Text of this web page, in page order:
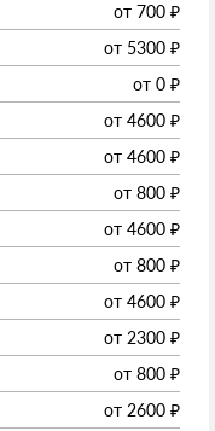
от 700 ₽
от 5300 ₽
от 0 ₽
от 4600 ₽
от 4600 ₽
от 800 ₽
от 4600 ₽
от 800 ₽
от 4600 ₽
от 2300 ₽
от 800 ₽
от 2600 ₽